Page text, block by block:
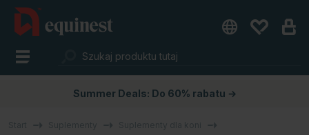
Summer Deals: Do 60% rabatu →